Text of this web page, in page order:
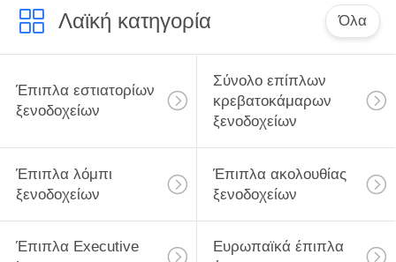
Λαϊκή κατηγορία Όλα
Έπιπλα εστιατορίων
ξενοδοχείων
Σύνολο επίπλων
κρεβατοκάμαρων
ξενοδοχείων
Έπιπλα λόμπι
ξενοδοχείων
Έπιπλα ακολουθίας
ξενοδοχείων
Έπιπλα Executive
Ευρωπαϊκά έπιπλα